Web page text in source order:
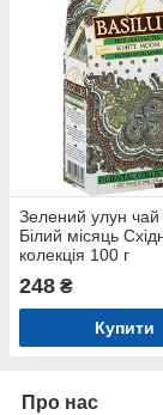
Зелений улун
Білий місяць
колекція 100 г
248 ₴
Купити
Про нас